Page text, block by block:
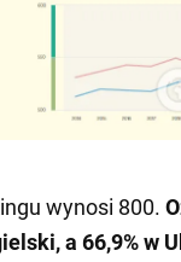
wynosi 800.
a 66,9% w